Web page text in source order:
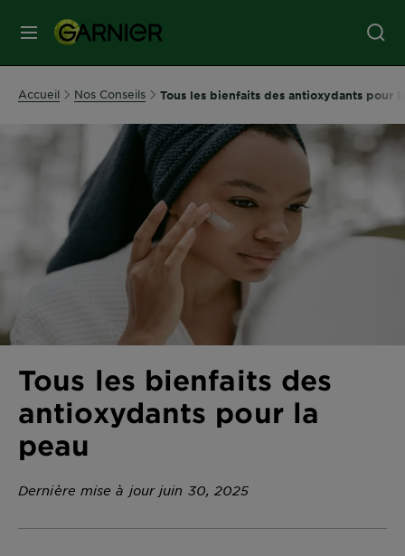
MENU
SOINS
CHEVEUX
COLORATION
SERVICES
DIAGNOSTICS
NOS
ENGAGEMENTS
Accueil Nos Conseils Tous les bienfaits des antioxydants pour
Tous les bienfaits des
antioxydants pour la
peau
Dernière mise à jour juin 30, 2025